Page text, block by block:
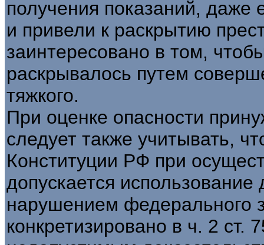
получения показаний, даже
и привели к раскрытию
заинтересовано в том,
раскрывалось путем
тяжкого.
При оценке опасности
следует также учитывать,
Конституции РФ при
допускается
нарушением федерального
конкретизировано в ч. 2 ст.